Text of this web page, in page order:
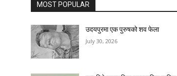
MOST POPULAR
उदयपुरमा एक पुरुषको शव फेला
July 30, 2026